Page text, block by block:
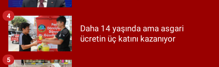
Daha 14 yaşında ama asgari
ücretin üç katını kazanıyor
4
5